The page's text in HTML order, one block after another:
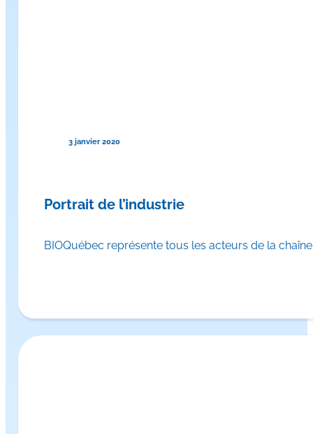
3 janvier 2020
Portrait de l’industrie
BIOQuébec représente tous les acteurs de la